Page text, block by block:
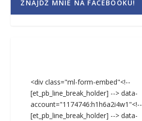
ZNAJDŹ MNIE NA FACEBOOKU!
<div class="ml-form-embed"<!--
[et_pb_line_break_holder] --> data-
account="1174746:h1h6a2i4w1"<!--
[et_pb_line_break_holder] --> data-